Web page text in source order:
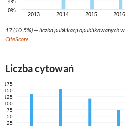
17 (10.5%) — liczba publikacji opublikowanych
CiteScore
Liczba cytowań